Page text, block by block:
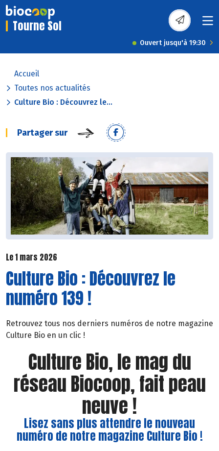
Tourne Sol
Ouvert jusqu'à 19:30
Accueil
Toutes nos actualités
Culture Bio : Découvrez le...
Partager sur
Le 1 mars 2026
Culture Bio : Découvrez le
numéro 139 !
Retrouvez tous nos derniers numéros de notre magazine
Culture Bio en un clic !
Culture Bio, le mag du
réseau Biocoop, fait peau
neuve !
Lisez sans plus attendre le nouveau
numéro de notre magazine Culture Bio !